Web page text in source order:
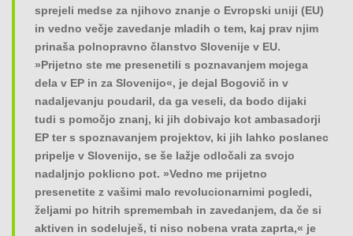
sprejeli medse za njihovo znanje o Evropski uniji (EU)
in vedno večje zavedanje mladih o tem, kaj prav njim
prinaša polnopravno članstvo Slovenije v EU.
»Prijetno ste me presenetili s poznavanjem mojega
dela v EP in za Slovenijo«, je dejal Bogovič in v
nadaljevanju poudaril, da ga veseli, da bodo dijaki
tudi s pomočjo znanj, ki jih dobivajo kot ambasadorji
EP ter s spoznavanjem projektov, ki jih lahko poslanec
pripelje v Slovenijo, se še lažje odločali za svojo
nadaljnjo poklicno pot. »Vedno me prijetno
presenetite z vašimi malo revolucionarnimi pogledi,
željami po hitrih spremembah in zavedanjem, da če si
aktiven in sodeluješ, ti niso nobena vrata zaprta,« je